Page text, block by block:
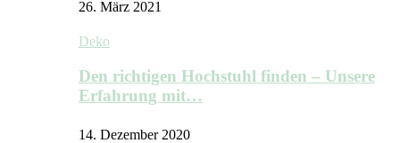
26. März 2021
Deko
Den richtigen Hochstuhl finden – Unsere
Erfahrung mit…
14. Dezember 2020